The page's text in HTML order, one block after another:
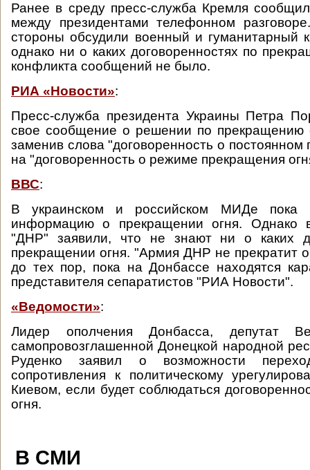
Ранее в среду пресс-служба Кремля
между президентами телефонном
стороны обсудили военный и гуманитарный
однако ни о каких договоренностях по
конфликта сообщений не было.
РИА «Новости»:
Пресс-служба президента Украины Петра
свое сообщение о решении по прекращению
заменив слова "договоренность о постоянном
на "договоренность о режиме прекращения
ВВС:
В украинском и российском МИДе пока
информацию о прекращении огня. Однако
"ДНР" заявили, что не знают ни о каких
прекращении огня. "Армия ДНР не прекратит
до тех пор, пока на Донбассе находятся
представителя сепаратистов "РИА Новости".
«Ведомости»:
Лидер ополчения Донбасса, депутат
самопровозглашенной Донецкой народной
Руденко заявил о возможности
сопротивления к политическому
Киевом, если будет соблюдаться
огня.
В СМИ